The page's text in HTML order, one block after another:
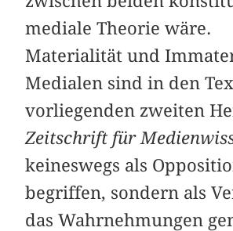
mediale Theorie wäre.
Materialität und
Medialen sind in den
vorliegenden zweiten
Zeitschrift für
keineswegs als
begriffen, sondern als
das Wahrnehmungen